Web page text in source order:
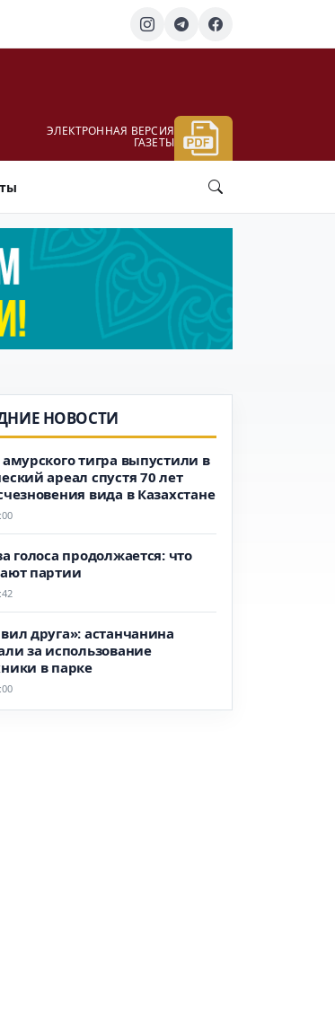
ЭЛЕКТРОННАЯ ВЕРСИЯ
ГАЗЕТЫ
НОВОСТИ
амурского тигра выпустили в
ареал спустя 70 лет
вида в Казахстане
голоса продолжается: что
партии
друга»: астанчанина
за использование
в парке